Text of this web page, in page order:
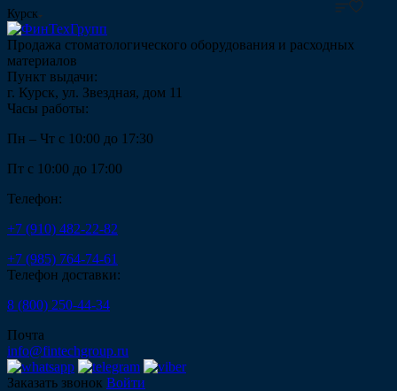
Курск
Продажа стоматологического оборудования и расходных
материалов
Пункт выдачи:
г. Курск, ул. Звездная, дом 11
Часы работы:
Пн – Чт с 10:00 до 17:30
Пт с 10:00 до 17:00
Телефон:
+7 (910) 482-22-82
+7 (985) 764-74-61
Телефон доставки:
8 (800) 250-44-34
Почта
info@fintechgroup.ru
Заказать звонок Войти